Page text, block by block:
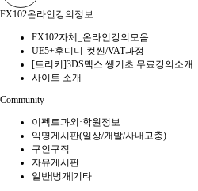
FX102온라인강의정보
FX102자체_온라인강의모음
UE5+후디니-컷씬/VAT과정
[트리키]3DS맥스 쌩기초 무료강의소개
사이트 소개
Community
이펙트과외·학원정보
익명게시판(일상/개발/사내고충)
구인구직
자유게시판
일반|벙개|기타